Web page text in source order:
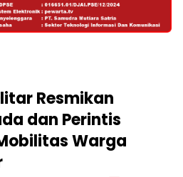
Resmikan
dan Perintis
Warga